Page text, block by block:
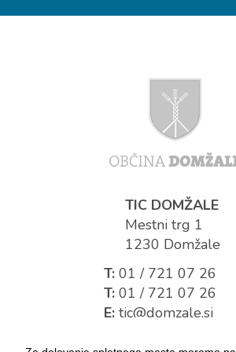
TIC DOMŽALE
Mestni trg 1
1230 Domžale
T:01 / 721 07 26
T:01 / 721 07 26
E:tic@domzale.si